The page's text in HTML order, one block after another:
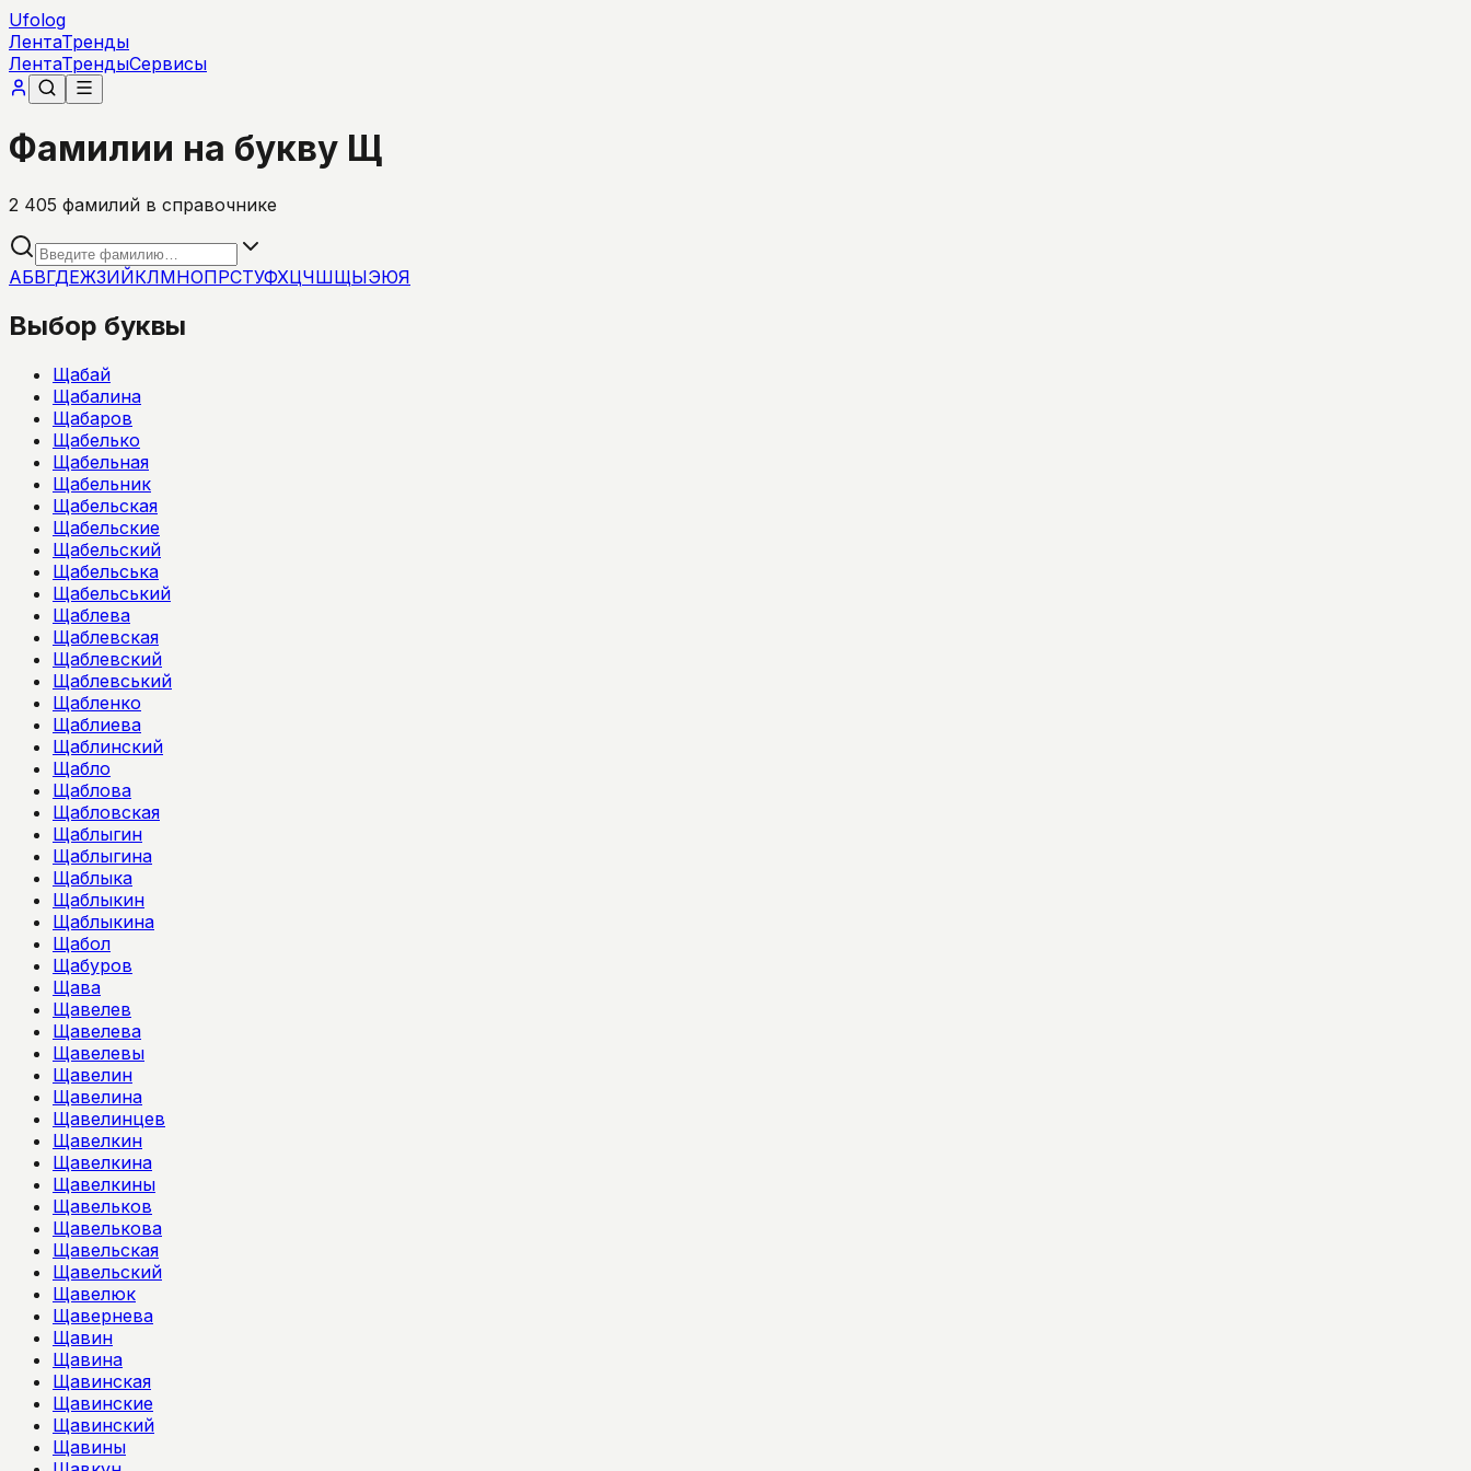
Ufolog
ЛентаТренды
ЛентаТрендыСервисы
Фамилии на букву Щ
2 405 фамилий в справочнике
АБВГДЕЖЗИЙКЛМНОПРСТУФХЦЧШЩЫЭЮЯ
Выбор буквы
Щабай
Щабалина
Щабаров
Щабелько
Щабельная
Щабельник
Щабельская
Щабельские
Щабельский
Щабельська
Щабельський
Щаблева
Щаблевская
Щаблевский
Щаблевський
Щабленко
Щаблиева
Щаблинский
Щабло
Щаблова
Щабловская
Щаблыгин
Щаблыгина
Щаблыка
Щаблыкин
Щаблыкина
Щабол
Щабуров
Щава
Щавелев
Щавелева
Щавелевы
Щавелин
Щавелина
Щавелинцев
Щавелкин
Щавелкина
Щавелкины
Щавельков
Щавелькова
Щавельская
Щавельский
Щавелюк
Щавернева
Щавин
Щавина
Щавинская
Щавинские
Щавинский
Щавины